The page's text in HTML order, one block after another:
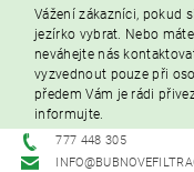
Vážení zákazníci, pokud
jezírko vybrat. Nebo
neváhejte nás
vyzvednout pouze při
předem Vám je rádi
informujte.
777 448 305